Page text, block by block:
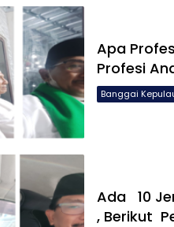
Apa
Profesi
Banggai
Ada 10
, Berikut